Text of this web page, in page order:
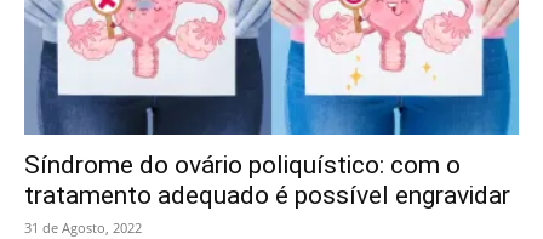
Síndrome do ovário poliquístico: com o
tratamento adequado é possível engravidar
31 de Agosto, 2022